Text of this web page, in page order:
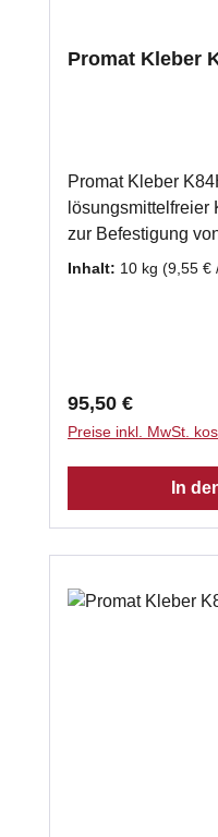
Promat Kleber
Promat Kleber
lösungsmittelfreier
zur Befestigung
und
Abbindezeit: 8 h Laut Herstellerempfehlung
benötigen Sie ca.
Promasilplatte.
Inhalt: 10 kg (9,55 €
Regulärer Preis:
95,50 €
Preise inkl. MwSt.
In